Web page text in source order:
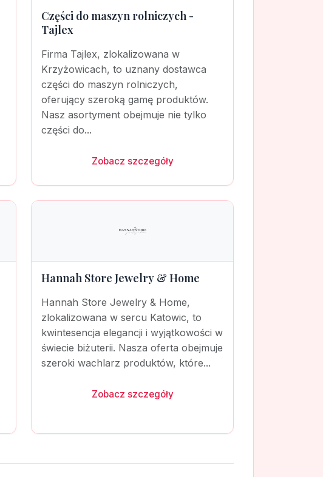
Części do maszyn rolniczych -
Tajlex
Firma Tajlex, zlokalizowana w
Krzyżowicach, to uznany dostawca
części do maszyn rolniczych,
oferujący szeroką gamę produktów.
Nasz asortyment obejmuje nie tylko
części do...
Zobacz szczegóły
Hannah Store Jewelry & Home
Hannah Store Jewelry & Home,
zlokalizowana w sercu Katowic, to
kwintesencja elegancji i wyjątkowości w
świecie biżuterii. Nasza oferta obejmuje
szeroki wachlarz produktów, które...
Zobacz szczegóły